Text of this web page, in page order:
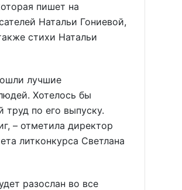
пишет на
Натальи Гониевой,
стихи Натальи
лучшие
Хотелось бы
труд по его выпуску.
– отметила директор
литконкурса Светлана
разослан во все